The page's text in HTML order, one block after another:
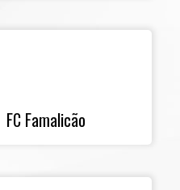
FC Famalicão